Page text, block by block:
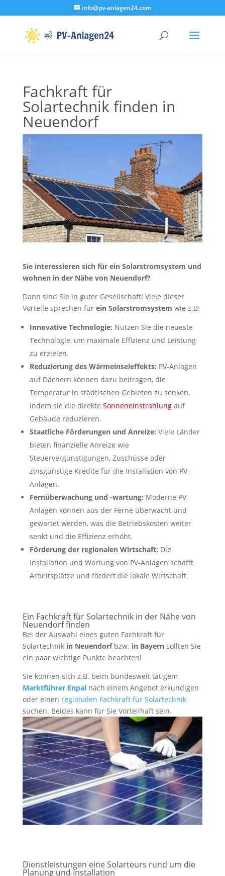
info@pv-anlagen24.com
Fachkraft für
Solartechnik finden in
Neuendorf
Sie interessieren sich für ein Solarstromsystem und
wohnen in der Nähe von Neuendorf?
Dann sind Sie in guter Gesellschaft! Viele dieser
Vorteile sprechen für ein Solarstromsystem wie z.B:
Innovative Technologie: Nutzen Sie die neueste
Technologie, um maximale Effizienz und Leistung
zu erzielen.
Reduzierung des Wärmeinseleffekts: PV-Anlagen
auf Dächern können dazu beitragen, die
Temperatur in städtischen Gebieten zu senken,
indem sie die direkte Sonneneinstrahlungauf
Gebäude reduzieren.
Staatliche Förderungen und Anreize: Viele Länder
bieten finanzielle Anreize wie
Steuervergünstigungen, Zuschüsse oder
zinsgünstige Kredite für die Installation von PV-
Anlagen.
Fernüberwachung und -wartung: Moderne PV-
Anlagen können aus der Ferne überwacht und
gewartet werden, was die Betriebskosten weiter
senkt und die Effizienz erhöht.
Förderung der regionalen Wirtschaft: Die
Installation und Wartung von PV-Anlagen schafft
Arbeitsplätze und fördert die lokale Wirtschaft.
Ein Fachkraft für Solartechnik in der Nähe von
Neuendorf finden
Bei der Auswahl eines guten Fachkraft für
Solartechnik in Neuendorfbzw. in Bayern sollten Sie
ein paar wichtige Punkte beachten!
Sie können sich z.B. beim bundesweit tätigem
Marktführer Enpalnach einem Angebot erkundigen
oder einen regionalen Fachkraft für Solartechnik
suchen. Beides kann für Sie Vorteilhaft sein.
Dienstleistungen eine Solarteurs rund um die
Planung und Installation